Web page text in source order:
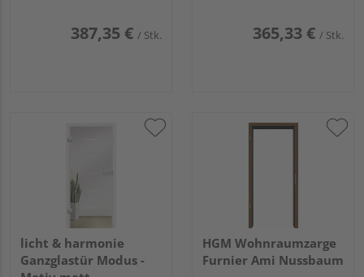
387,35 € / Stk. 365,33 € / Stk.
licht & harmonie
Ganzglastür Modus -
HGM Wohnraumzarge
Furnier Ami Nussbaum